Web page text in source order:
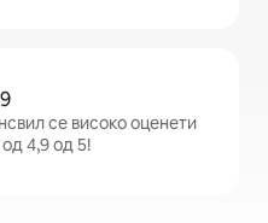
се високо оценети
4,9 од 5!